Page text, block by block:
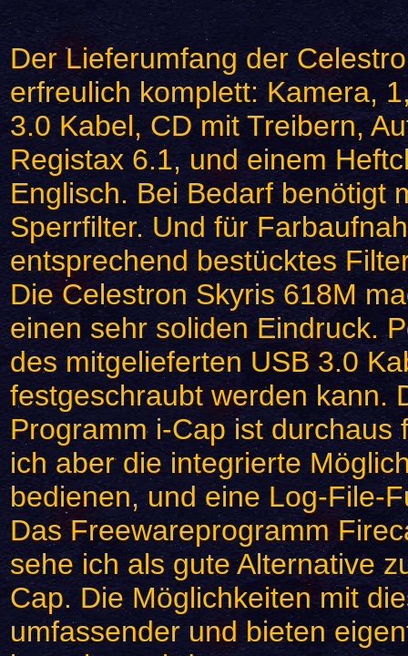
Der Lieferumfang der
erfreulich komplett: Kamera,
3.0 Kabel, CD mit Treibern,
Registax 6.1, und einem
Englisch. Bei Bedarf benötigt
Sperrfilter. Und für
entsprechend bestücktes
Die Celestron Skyris 618M
einen sehr soliden Eindruck.
des mitgelieferten USB 3.0
festgeschraubt werden kann.
Programm i-Cap ist durchaus
ich aber die integrierte
bedienen, und eine Log-File-
Das Freewareprogramm
sehe ich als gute Alternative
Cap. Die Möglichkeiten mit
umfassender und bieten